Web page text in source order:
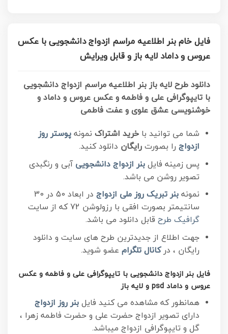
فایل خام بنر اطلاعیه مراسم ازدواج دانشجویی با عکس
عروس و داماد لایه باز و قابل ویرایش
دانلود طرح لایه باز بنر اطلاعیه مراسم ازدواج دانشجویی
با تایپوگرافی علی و فاطمه و عکس عروس و داماد و
خوشنویسی عشق علوی و عفت فاطمی
شما می توانید با خرید اشتراکنمونه پوستر روز
ازدواجرا بصورت رایگان دانلود کنید.
پس زمینه فایل بنر ازدواج دانشجویی آبی و رنگبدی
تصویر روشن می باشد.
نمونه بنر تبریک روز ملی ازدواج
در ابعاد 50 در 30
سانتیمتر بصورت افقی با رزولوشن 72 که از سایت
گرافیک طرحقابل دانلود می باشد.
جهت اطلاع از جدیدترین طرح های سایت و دانلود
رایگان ، درکانال تلگرامعضو شوید.
فایل بنر ازدواج دانشجویی با تایپوگرافی علی و فاطمه و عکس
عروس و داماد psd و لایه باز
همانطور که مشاهده می کنید فایل بنر روز ازدواج
دارای تصویر ازدواج حضرت علی و حضرت فاطمه زهرا ،
گل و تایپوگرافی ازدواج میباشد.